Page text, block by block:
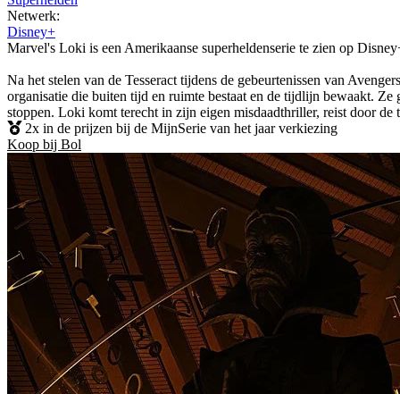
Netwerk:
Disney+
Marvel's Loki is een Amerikaanse superheldenserie te zien op
Na het stelen van de Tesseract tijdens de gebeurtenissen van
organisatie die buiten tijd en ruimte bestaat en de tijdlijn bewaakt.
stoppen. Loki komt terecht in zijn eigen misdaadthriller, reist door de
2x in de prijzen bij de MijnSerie van het jaar verkiezing
Koop bij Bol